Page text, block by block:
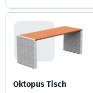
Oktopus Tisch